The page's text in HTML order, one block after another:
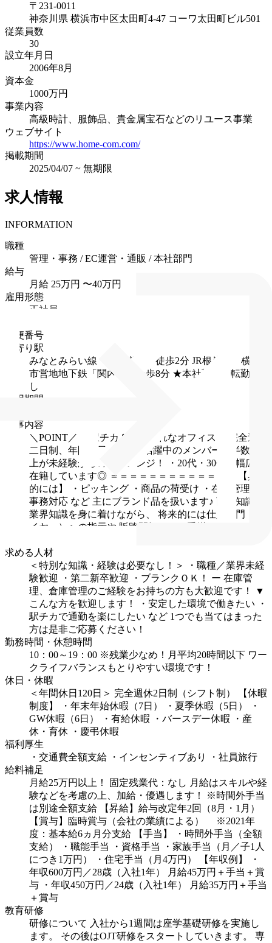
〒 231-0011
神奈川県 横浜市中区太田町4-47 コーワ太田町ビル501
従業員数
30
設立年月日
2006年8月
資本金
1000万円
事業内容
高級時計、服飾品、貴金属宝石などのリユース事業
ウェブサイト
https://www.home-com.com/
掲載期間
2025/04/07 ~ 無期限
求人情報
INFORMATION
職種
管理・事務 / EC運営・通販 / 本社部門
給与
月給 25万円 〜40万円
雇用形態
正社員
郵便番号
最寄り駅
みなとみらい線「馬車道駅」徒歩2分 JR根岸線・横浜
市営地地下鉄「関内駅」徒歩8分 ★本社勤務／転勤な
し
試用期間
仕事内容
＼POINT／
・駅チカ＆おしゃれなオフィス
・完全週休
二日制、年間休日120日
・活躍中のメンバーの半数以
上が未経験からのチャレンジ！
・20代・30代が幅広く
在籍しています◎ ＝＝＝＝＝＝＝＝＝＝＝＝＝
【具体
的には】
・ピッキング ・商品の荷受け ・在庫管理
事務対応 など 主にブランド品を扱います♪ 商品知識や
業界知識を身に着けながら、
将来的には仕入部門（バ
イヤー）への指示や 販路開拓なども手掛けていただき
求める人材
＜特別な知識・経験は必要なし！＞
・職種／業界未経
験歓迎
・第二新卒歓迎 ・ブランクＯＫ！ ー 在庫管
理、倉庫管理のご経験をお持ちの方も大歓迎です！
▼
こんな方を歓迎します！
・安定した環境で働きたい
・
駅チカで通勤を楽にしたい など 1つでも当てはまった
方は是非ご応募ください！
勤務時間・休憩時間
10：00～19：00 ※残業少なめ！月平均20時間以下 ワー
クライフバランスもとりやすい環境です！
休日・休暇
＜年間休日120日＞ 完全週休2日制（シフト制）
【休暇
制度】
・年末年始休暇（7日） ・夏季休暇（5日）
・
GW休暇（6日）
・有給休暇 ・バースデー休暇
・産
休・育休
・慶弔休暇
福利厚生
・交通費全額支給
・インセンティブあり
・社員旅行
給料補足
月給25万円以上！
固定残業代：なし 月給はスキルや経
験などを考慮の上、加給・優遇します！
※時間外手当
は別途全額支給
【昇給】給与改定年2回（8月・1月）
【賞与】臨時賞与（会社の業績による）
※2021年
度：基本給6ヵ月分支給
【手当】
・時間外手当（全額
支給）
・職能手当 ・資格手当
・家族手当（月／子1人
につき1万円）
・住宅手当（月4万円） 【年収例】
・
年収600万円／28歳（入社1年）
月給45万円＋手当＋賞
与
・年収450万円／24歳（入社1年）
月給35万円＋手当
＋賞与
教育研修
研修について 入社から1週間は座学基礎研修を実施し
ます。
その後はOJT研修をスタートしていきます。
専